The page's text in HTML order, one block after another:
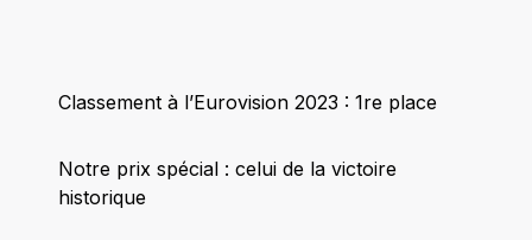
Classement à l’Eurovision 2023 : 1re place
Notre prix spécial : celui de la victoire
historique